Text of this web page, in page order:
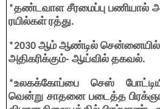
*தண்டவாள சீரமைப்பு
ரயில்கள் ரத்து.
*2030 ஆம் ஆண்டில் சென்னையில்
அதிகரிக்கும்- ஆய்வில் தகவல்.
*உலகக்கோப்பை செஸ்
வென்று சாதனை படைத்த